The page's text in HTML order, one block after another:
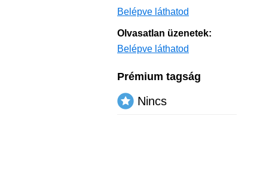
Belépve láthatod
Olvasatlan üzenetek:
Belépve láthatod
Prémium tagság
Nincs